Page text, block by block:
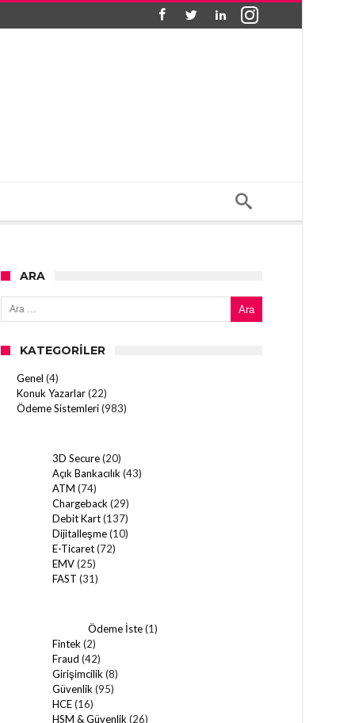
ARA
Arama:
KATEGORILER
Genel (4)
Konuk Yazarlar(22)
Ödeme Sistemleri(983)
3D Secure(20)
Açık Bankacılık (43)
ATM (74)
Chargeback (29)
Debit Kart(137)
Dijitalleşme(10)
E-Ticaret(72)
EMV(25)
FAST (31)
Ödeme İste(1)
Fintek (2)
Fraud (42)
Girişimcilik (8)
Güvenlik (95)
HCE(16)
HSM & Güvenlik (26)